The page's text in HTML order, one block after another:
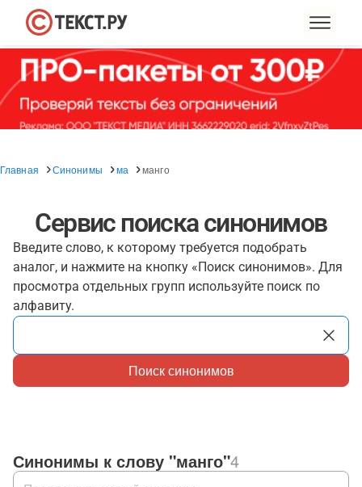
Главная Синонимы ма манго
Сервис поиска синонимов
Введите слово, к которому требуется подобрать
аналог, и нажмите на кнопку «Поиск синонимов». Для
просмотра отдельных групп используйте поиск по
алфавиту.
Поиск синонимов
Синонимы к слову "манго"4